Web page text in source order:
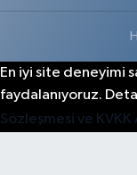
En iyi site deneyimi
faydalanıyoruz.
Sözleşmesi ve